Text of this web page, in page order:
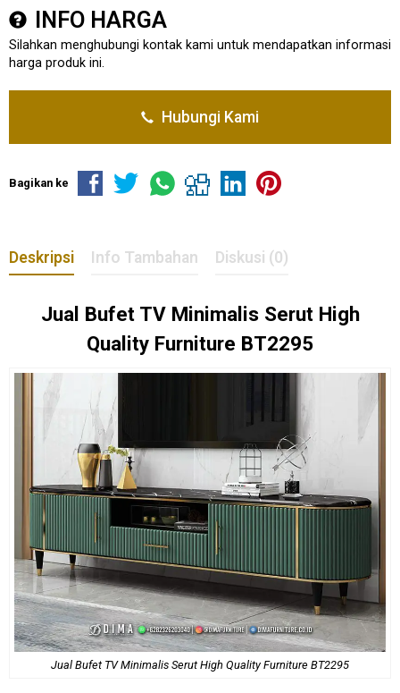
INFO HARGA
Silahkan menghubungi kontak kami untuk mendapatkan informasi
harga produk ini.
Hubungi Kami
Bagikan ke
Deskripsi Info Tambahan Diskusi (0)
Jual Bufet TV Minimalis Serut High
Quality Furniture BT2295
Jual Bufet TVMinimalis Serut High Quality Furniture BT2295